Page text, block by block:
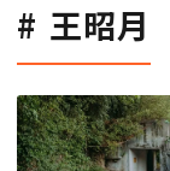
王昭月